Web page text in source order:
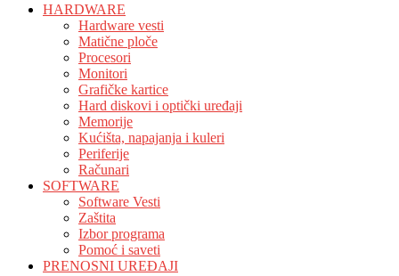
HARDWARE
Hardware vesti
Matične ploče
Procesori
Monitori
Grafičke kartice
Hard diskovi i optički uređaji
Memorije
Kućišta, napajanja i kuleri
Periferije
Računari
SOFTWARE
Software Vesti
Zaštita
Izbor programa
Pomoć i saveti
PRENOSNI UREĐAJI